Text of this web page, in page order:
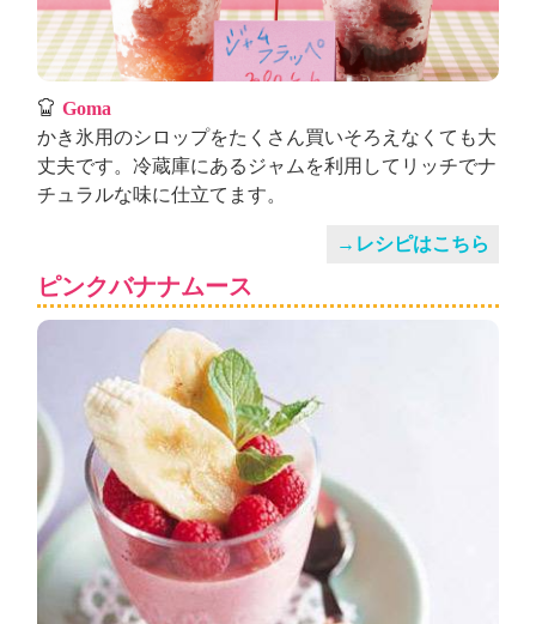
Goma
かき氷用のシロップをたくさん買いそろえなくても大
丈夫です。冷蔵庫にあるジャムを利用してリッチでナ
チュラルな味に仕立てます。
→レシピはこちら
ピンクバナナムース